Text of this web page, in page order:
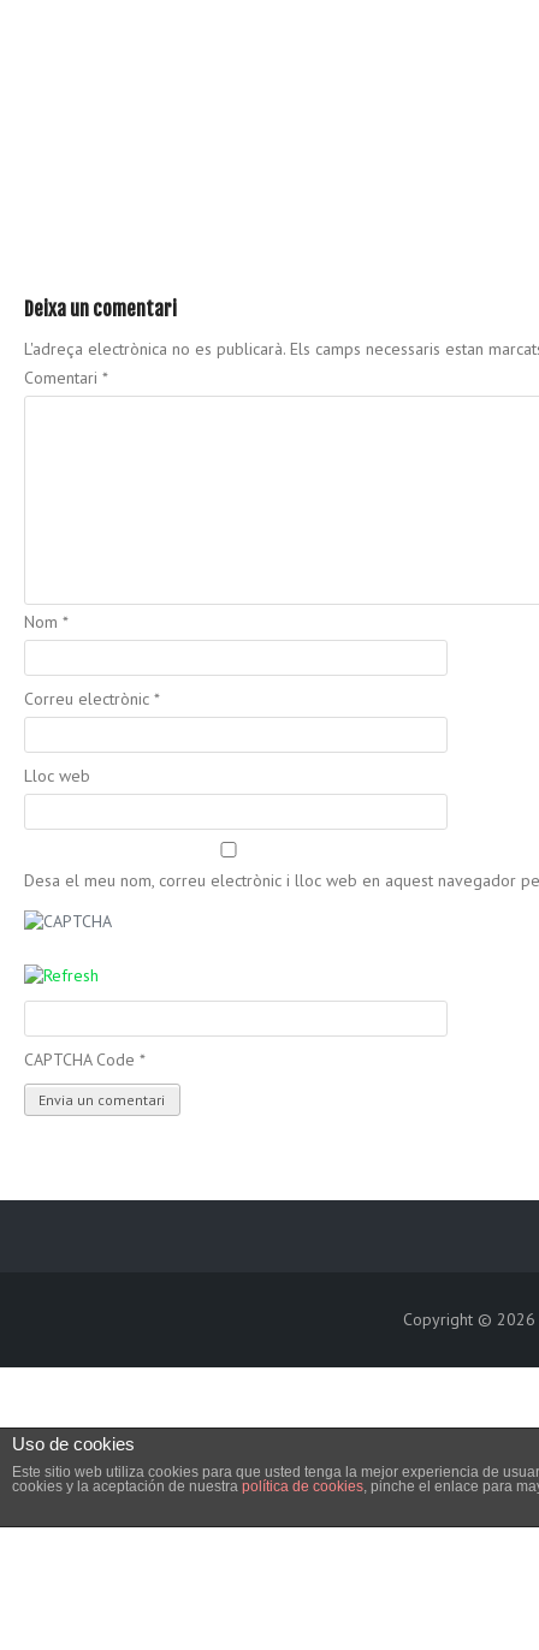
Deixa un comentari
L'adreça electrònica no es publicarà. Els camps necessaris estan
Comentari *
Nom *
Correu electrònic *
Lloc web
Desa el meu nom, correu electrònic i lloc web en aquest navegador
CAPTCHA Code *
Copyright © 2026
Uso de cookies
Este sitio web utiliza cookies para que usted tenga la mejor experiencia de
cookies y la aceptación de nuestra política de cookies, pinche el enlace para